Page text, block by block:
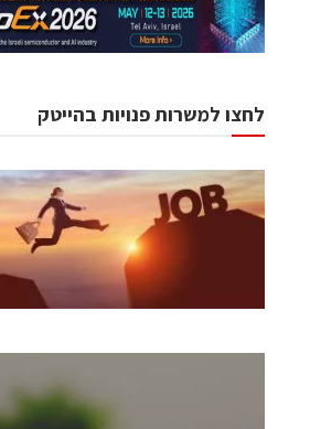
לחצו למשרות פנויות בהייטק